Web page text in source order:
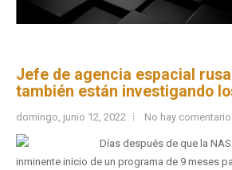
Jefe de agencia espacial
también están investigando
domingo, junio 12, 2022 No hay
Días después de que la
inminente inicio de un programa de 9 meses